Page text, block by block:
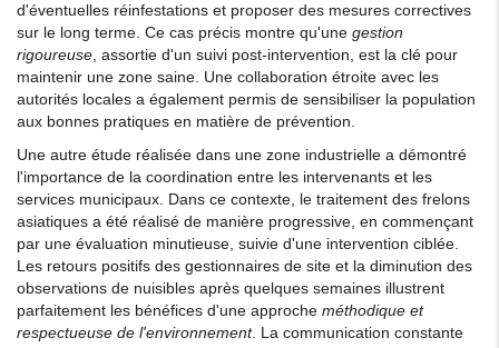
d'éventuelles réinfestations et proposer des mesures correctives
sur le long terme. Ce cas précis montre qu'une gestion
rigoureuse, assortie d'un suivi post-intervention, est la clé pour
maintenir une zone saine. Une collaboration étroite avec les
autorités locales a également permis de sensibiliser la population
aux bonnes pratiques en matière de prévention.
Une autre étude réalisée dans une zone industrielle a démontré
l'importance de la coordination entre les intervenants et les
services municipaux. Dans ce contexte, le traitement des frelons
asiatiques a été réalisé de manière progressive, en commençant
par une évaluation minutieuse, suivie d'une intervention ciblée.
Les retours positifs des gestionnaires de site et la diminution des
observations de nuisibles après quelques semaines illustrent
parfaitement les bénéfices d'une approche méthodique et
respectueuse de l'environnement. La communication constante